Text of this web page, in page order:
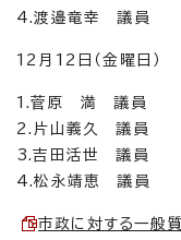
4.渡邉竜幸 議員
12月12日（金曜日）
1.菅原 満 議員
2.片山義久 議員
3.吉田活世 議員
4.松永靖恵 議員
市政に対する一般